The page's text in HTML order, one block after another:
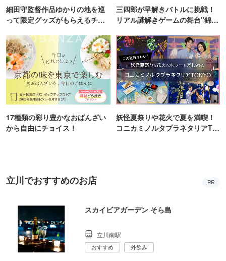
細田守監督作品ゆかりの地を巡
って限定グッズがもらえるチャ
三四郎が早解きバトルに挑戦！
リアル謎解きゲームの舞台"錦糸
17種類の彩り豊かなおばんざい
から自由にチョイス！
妖怪夏祭りや花火で夏を満喫！
コニカミノルタプラネタリアTO
立川でおすすめのお店 PR
スカイビアガーデン そら島
立川南駅
おすすめ 外飲み